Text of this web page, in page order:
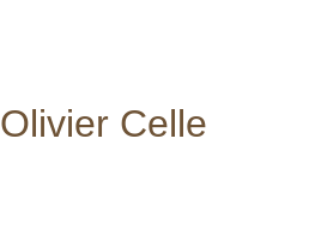
Olivier Celle